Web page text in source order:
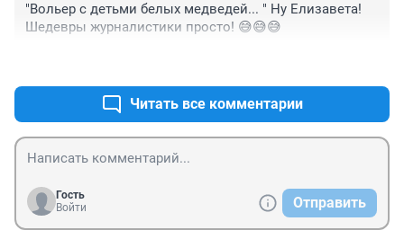
"Вольер с детьми белых медведей... " Ну Елизавета!
Шедевры журналистики просто! 😅😅😅
Читать все комментарии
Гость
Войти
Отправить